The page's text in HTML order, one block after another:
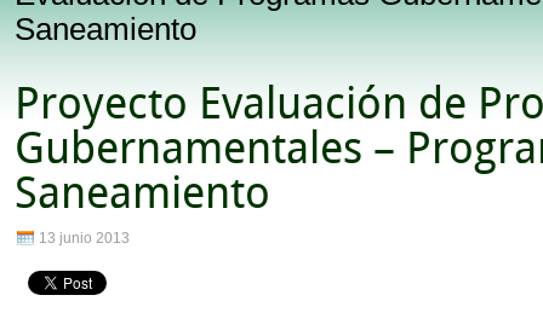
Saneamiento
Proyecto Evaluación de
Gubernamentales –
Saneamiento
13 junio 2013